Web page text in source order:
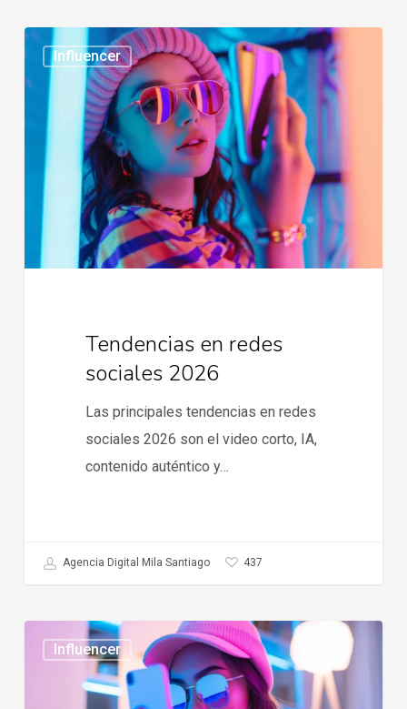
Influencer
Tendencias
redes
sociales
2026
Tendencias en redes
sociales 2026
Las principales tendencias en redes
sociales 2026 son el video corto, IA,
contenido auténtico y…
Agencia Digital Mila Santiago 437
Influencer
Tendencias
influencer